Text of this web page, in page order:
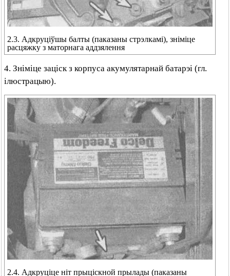
2.3. Адкруціўшы балты (паказаны стрэлкамі), зніміце
расцяжку з маторнага аддзялення
4. Зніміце заціск з корпуса акумулятарнай батарэі (гл.
ілюстрацыю).
2.4. Адкруціце ніт прыціскной прылады (паказаны